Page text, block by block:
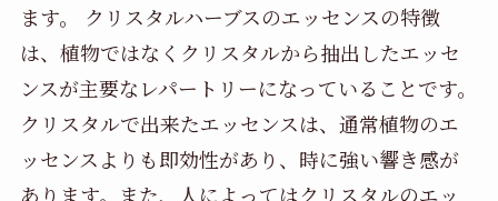
ます。 クリスタルハーブスのエッセンスの特徴
は、植物ではなくクリスタルから抽出したエッセ
ンスが主要なレパートリーになっていることです。
クリスタルで出来たエッセンスは、通常植物のエ
ッセンスよりも即効性があり、時に強い響き感が
あります。また、人によってはクリスタルのエッ